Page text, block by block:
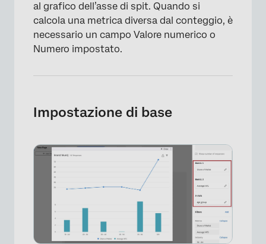
al grafico dell’asse di spit. Quando si
calcola una metrica diversa dal conteggio, è
necessario un campo Valore numerico o
Numero impostato.
Impostazione di base